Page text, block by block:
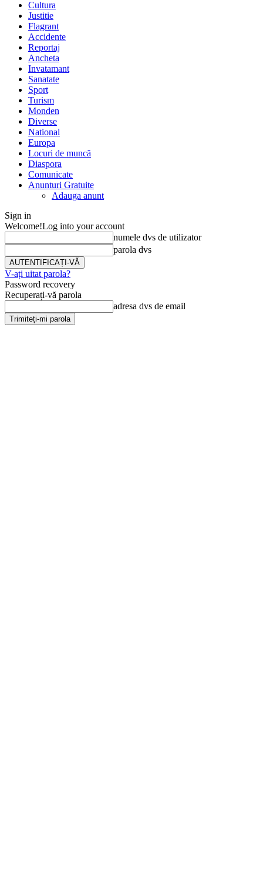
Cultura
Justitie
Flagrant
Accidente
Reportaj
Ancheta
Invatamant
Sanatate
Sport
Turism
Monden
Diverse
National
Europa
Locuri de muncă
Diaspora
Comunicate
Anunturi Gratuite
Adauga anunt
Sign in
Welcome!Log into your account
numele dvs de utilizator
parola dvs
V-ați uitat parola?
Password recovery
Recuperați-vă parola
adresa dvs de email